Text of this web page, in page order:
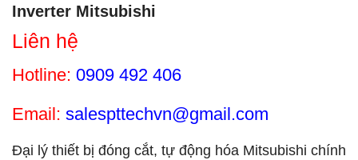
Inverter Mitsubishi
Liên hệ
Hotline: 0909 492 406
Email: salespttechvn@gmail.com
Đại lý thiết bị đóng cắt, tự động hóa Mitsubishi chính